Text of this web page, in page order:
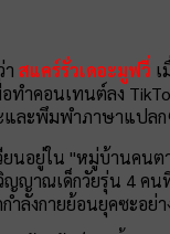
าสแคร์รั่วเดอะมูฟวี่
ทำคอนเทนต์ลง
ะพึมพำภาษาแปลก
ยนอยู่ใน "หมู่บ้านคน
ญาณเด็กวัยรุ่น 4 คน
ำลังกายย้อนยุคซะอย่